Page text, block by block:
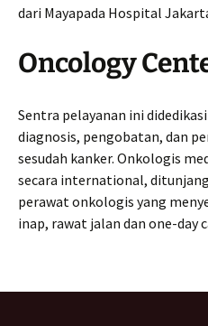
dari Mayapada Hospital
Oncology
Sentra pelayanan ini
diagnosis, pengobatan, dan
sesudah kanker. Onkologis
secara international,
perawat onkologis yang
inap, rawat jalan dan one-day